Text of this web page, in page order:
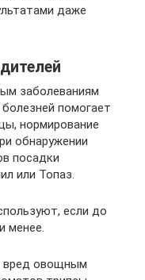
даже
заболеваниям
помогает
нормирование
обнаружении
посадки
или Топаз.
если до
менее.
вред овощным